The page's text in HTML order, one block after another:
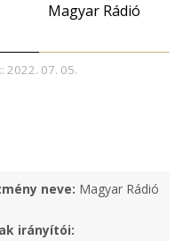
Magyar Rádió
2022. 07. 05.
neve: Magyar Rádió
irányítói: